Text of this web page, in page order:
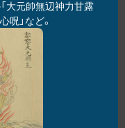
「大元帥無辺神力甘露
呪」など。